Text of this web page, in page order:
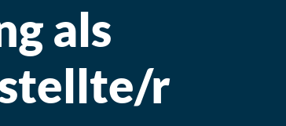
als
r